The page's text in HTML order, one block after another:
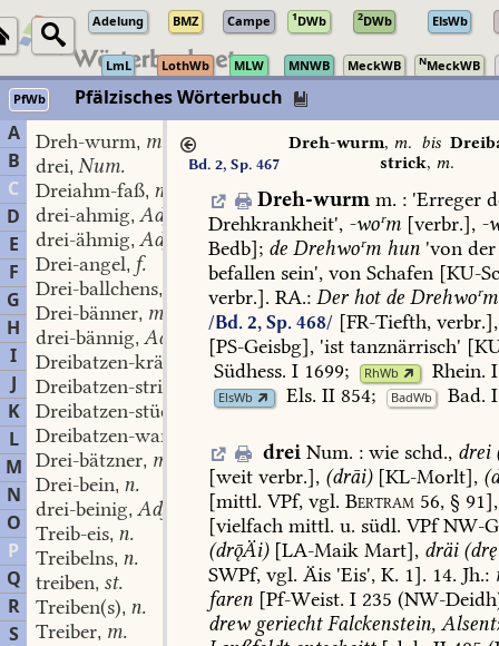
Adelung BMZ Campe 1DWb 2DWb ElsWb
LmL LothWb MLW MNWB MeckWB NMeckWB
PfWb
Pfälzisches Wörterbuch
A
B
C
D
E
F
G
H
I
J
K
L
M
N
O
P
Q
R
S
Dreh-wurm, m.
drei, Num.
Dreiahm-faß, n.
drei-ahmig, Adj.
drei-ähmig, Adj.
Drei-angel, f.
Drei-ballchens,
Drei-bänner, m.
drei-bännig, Adj.
Dreibatzen-krämer
m.
Dreibatzen-strick
Dreibatzen-stück
Dreibatzen-ware
Drei-bätzner, m.
Drei-bein, n.
drei-beinig, Adj.
Treib-eis, n.
Treibelns, n.
treiben, st.
Treiben(s), n.
Treiber, m.
Bd. 2, Sp. 467
Dreh-wurm, m. bis
strick, m.
Dreh-wurm m. :'Erreger
Drehkrankheit', -woʳm [verbr.], -
Bedb]; de Drehwoʳm hun 'von der
befallen sein', von Schafen [KU-
verbr.]. RA.: Derhotde Drehwoʳm
/Bd. 2, Sp. 468/ [FR-Tiefth, verbr.],
[PS-Geisbg], 'ist tanznärrisch' [
Südhess. I 1699; RhWb Rhein. I
ElsWb Els. II 854; BadWb Bad. I
drei Num. :wieschd., drei
[weit verbr.], (drāi)[KL-Morlt],
[mittl. VPf, vgl. Bertram 56, § 91],
[vielfach mittl. u. südl. VPfNW-
(drÄi)[LA-Maik Mart], dräi
SWPf, vgl. Äis 'Eis', K. 1]. 14. Jh.:
faren [Pf-Weist. I 235 (NW-
drewgeriechtFalckenstein,